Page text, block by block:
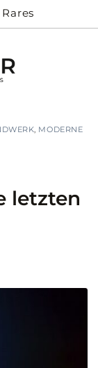
, MODERNE
letzten